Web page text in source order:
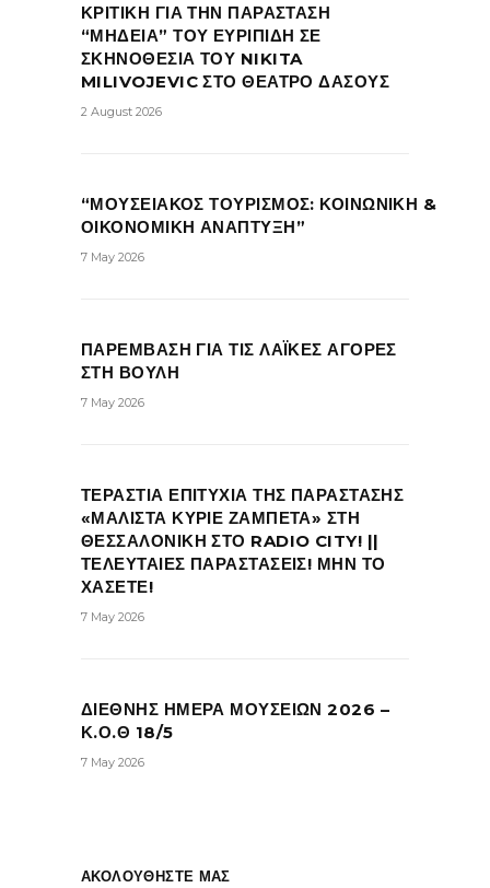
ΚΡΙΤΙΚΗ ΓΙΑ ΤΗΝ ΠΑΡΑΣΤΑΣΗ
“ΜΗΔΕΙΑ” ΤΟΥ ΕΥΡΙΠΙΔΗ ΣΕ
ΣΚΗΝΟΘΕΣΙΑ ΤΟΥ NIKITA
MILIVOJEVIC ΣΤΟ ΘΕΑΤΡΟ ΔΑΣΟΥΣ
2 August 2026
“ΜΟΥΣΕΙΑΚΟΣ ΤΟΥΡΙΣΜΟΣ: ΚΟΙΝΩΝΙΚΗ &
ΟΙΚΟΝΟΜΙΚΗ ΑΝΑΠΤΥΞΗ”
7 May 2026
ΠΑΡΕΜΒΑΣΗ ΓΙΑ ΤΙΣ ΛΑΪΚΕΣ ΑΓΟΡΕΣ
ΣΤΗ ΒΟΥΛΗ
7 May 2026
ΤΕΡΑΣΤΙΑ ΕΠΙΤΥΧΙΑ ΤΗΣ ΠΑΡΑΣΤΑΣΗΣ
«ΜΑΛΙΣΤΑ ΚΥΡΙΕ ΖΑΜΠΕΤΑ» ΣΤΗ
ΘΕΣΣΑΛΟΝΙΚΗ ΣΤΟ RADIO CITY! ||
ΤΕΛΕΥΤΑΙΕΣ ΠΑΡΑΣΤΑΣΕΙΣ! ΜΗΝ ΤΟ
ΧΑΣΕΤΕ!
7 May 2026
ΔΙΕΘΝΗΣ ΗΜΕΡΑ ΜΟΥΣΕΙΩΝ 2026 –
Κ.Ο.Θ 18/5
7 May 2026
ΑΚΟΛΟΥΘΗΣΤΕ ΜΑΣ